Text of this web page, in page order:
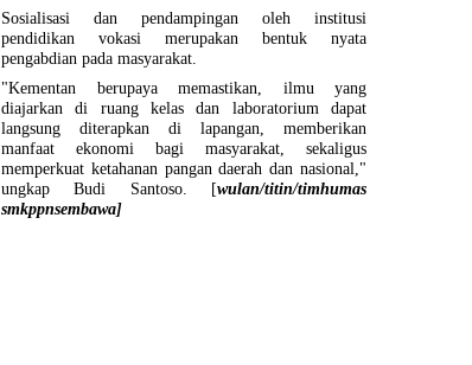
Sosialisasi dan pendampingan oleh institusi
pendidikan vokasi merupakan bentuk nyata
pengabdian pada masyarakat.
"Kementan berupaya memastikan, ilmu yang
diajarkan di ruang kelas dan laboratorium dapat
langsung diterapkan di lapangan, memberikan
manfaat ekonomi bagi masyarakat, sekaligus
memperkuat ketahanan pangan daerah dan nasional,"
ungkap Budi Santoso. [wulan/titin/timhumas
smkppnsembawa]